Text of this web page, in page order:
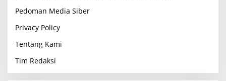
Pedoman Media Siber
Privacy Policy
Tentang Kami
Tim Redaksi